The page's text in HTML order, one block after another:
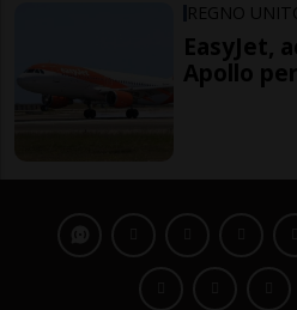
REGNO
EasyJet,
Apollo